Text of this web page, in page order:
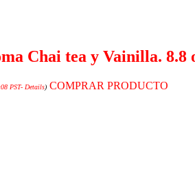
Chai tea y Vainilla. 8.8
PST- Details) COMPRAR PRODUCTO